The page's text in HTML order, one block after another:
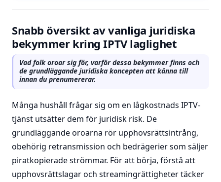
Snabb översikt av vanliga juridiska
bekymmer kring IPTV laglighet
Vad folk oroar sig för, varför dessa bekymmer finns och
de grundläggande juridiska koncepten att känna till
innan du prenumererar.
Många hushåll frågar sig om en lågkostnads IPTV-
tjänst utsätter dem för juridisk risk. De
grundläggande oroarna rör upphovsrättsintrång,
obehörig retransmission och bedrägerier som säljer
piratkopierade strömmar. För att börja, förstå att
upphovsrättslagar och streamingrättigheter täcker